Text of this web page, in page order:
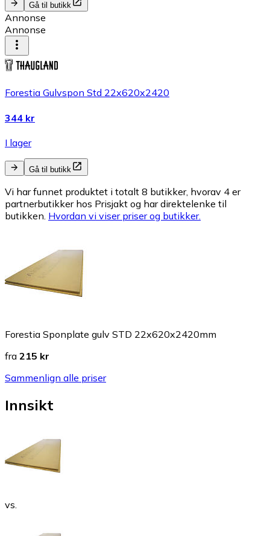
Gå til butikk
Annonse
Annonse
Forestia Gulvspon Std 22x620x2420
344 kr
I lager
Gå til butikk
Vi har funnet produktet i totalt 8 butikker, hvorav 4 er
partnerbutikker hos Prisjakt og har direktelenke til
butikken. Hvordan vi viser priser og butikker.
Forestia Sponplate gulv STD 22x620x2420mm
fra 215 kr
Sammenlign alle priser
Innsikt
vs.